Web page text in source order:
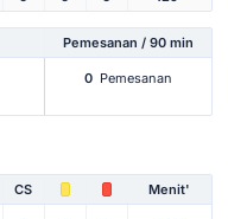
Pemesanan / 90 min
0 Pemesanan
CS Menit'